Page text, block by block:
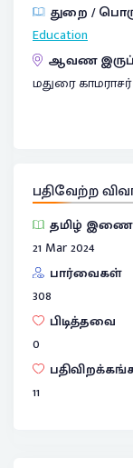
துறை /
Education
ஆவண
மதுரை
பதிவேற்ற
தமிழ்
21 Mar 2024
பார்வைகள்
308
பிடித்தவை
0
11